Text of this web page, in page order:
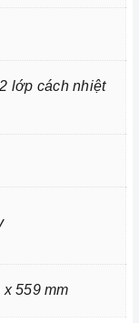
công việc lại
lớp cách nhiệt
559 mm